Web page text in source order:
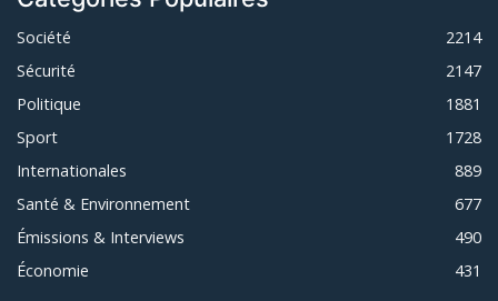
Société
2214
Sécurité
2147
Politique
1881
Sport
1728
Internationales
889
Santé & Environnement
677
Émissions & Interviews
490
Économie
431